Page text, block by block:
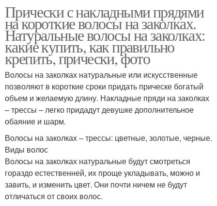
Прически с накладными прядями
на короткие волосы на заколках.
Натуральные волосы на заколках:
какие купить, как правильно
крепить, прически, фото
Волосы на заколках натуральные или искусственные
позволяют в короткие сроки придать прическе богатый
объем и желаемую длину. Накладные пряди на заколках
– трессы – легко придадут девушке дополнительное
обаяние и шарм.
Волосы на заколках – трессы: цветные, золотые, черные.
Виды волос
Волосы на заколках натуральные будут смотреться
гораздо естественней, их проще укладывать, можно и
завить, и изменить цвет. Они почти ничем не будут
отличаться от своих волос.